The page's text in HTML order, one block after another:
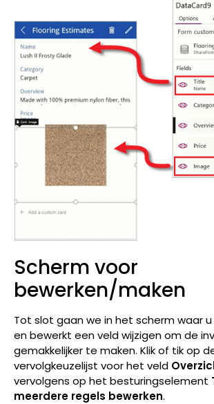
Scherm voor
bewerken/maken
Tot slot gaan we in het scherm waar
en bewerkt een veld wijzigen om de
gemakkelijker te maken. Klik of tik op
vervolgkeuzelijst voor het veld
vervolgens op het besturingselement
meerdere regels bewerken.